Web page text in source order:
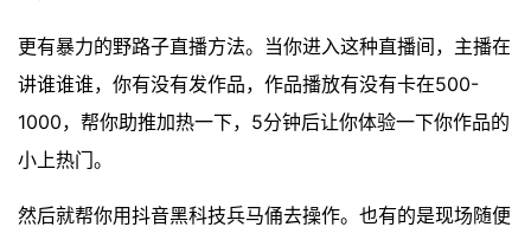
更有暴力的野路子直播方法。当你进入这种直播间，主播在
讲谁谁谁，你有没有发作品，作品播放有没有卡在500-
1000，帮你助推加热一下，5分钟后让你体验一下你作品的
小上热门。
然后就帮你用抖音黑科技兵马俑去操作。也有的是现场随便